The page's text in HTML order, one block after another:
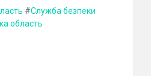
#Служба безпеки
область